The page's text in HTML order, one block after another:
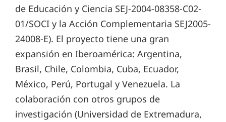
de Educación y Ciencia SEJ-2004-08358-C02-
01/SOCI y la Acción Complementaria SEJ2005-
24008-E). El proyecto tiene una gran
expansión en Iberoamérica: Argentina,
Brasil, Chile, Colombia, Cuba, Ecuador,
México, Perú, Portugal y Venezuela. La
colaboración con otros grupos de
investigación (Universidad de Extremadura,